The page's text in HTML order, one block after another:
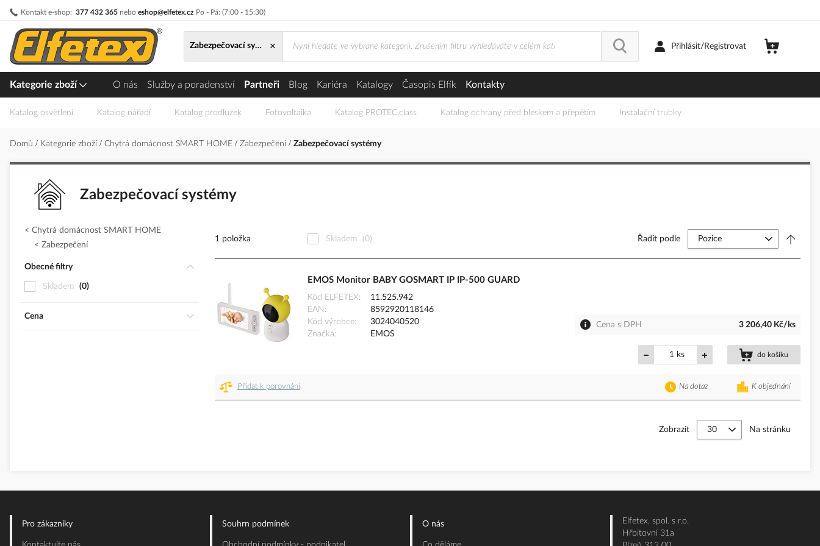
Kontakt e-shop: 377 432 365 nebo eshop@elfetex.cz Po - Pá: (7:00 - 15:30)
Přejít
obsah
Zabezpečovací systémy
× Přihlásit/Registrovat
Kategorie zboží O nás Služby a poradenství Partneři Blog Kariéra Katalogy Časopis Elfík Kontakty
Katalog osvětlení Katalog nářadí Katalog prodlužek Fotovoltaika Katalog PROTEC.class Katalog ochrany před bleskem a přepětím Instalační trubky
Domů Kategorie zboží Chytrá domácnost SMART HOME Zabezpečení Zabezpečovací systémy
Zabezpečovací systémy
1 položka Skladem (0) Řadit podle
EMOS Monitor BABY GOSMART IP IP-500 GUARD
Kód ELFETEX
11.525.942
EAN
8592920118146
Kód výrobce
3024040520
Značka
EMOS
Cena s DPH 3 206,40 Kč/ks
ks do košíku
Přidat k porovnání K objednání
Na dotaz
Zobrazit Na stránku
Chytrá domácnost SMART HOME
Zabezpečení
Obecné filtry
Skladem 0
Cena
Pro zákazníky Souhrn podmínek O nás
Elfetex, spol. s r.o.
Hřbitovní 31a